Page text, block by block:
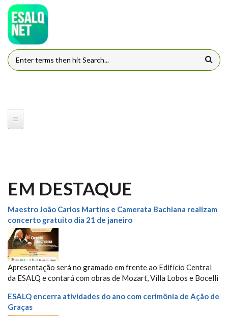
Pular para o conteúdo principal
FORMULÁRIO DE BUSCA
EM DESTAQUE
Maestro João Carlos Martins e Camerata Bachiana realizam
concerto gratuito dia 21 de janeiro
Apresentação será no gramado em frente ao Edifício Central
da ESALQ e contará com obras de Mozart, Villa Lobos e Bocelli
ESALQ encerra atividades do ano com cerimônia de Ação de
Graças